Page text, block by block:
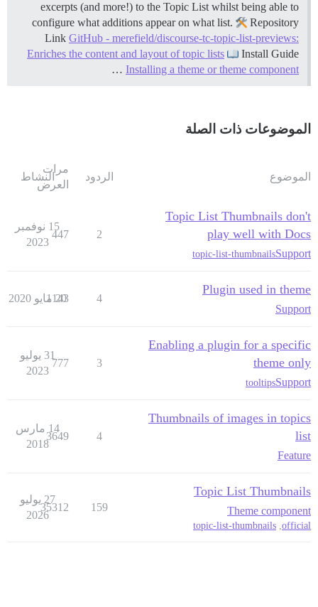
excerpts (and more!) to the Topic List whilst being able to
configure what additions appear on what list.
Repository
Link GitHub - merefield/discourse-tc-topic-list-previews:
Enriches the content and layout of topic lists
Install Guide
Installing a theme or theme component
…
الموضوعات ذات الصلة
الموضوع الردود
مرات
العرض
النشاط
Topic List Thumbnails don't
play well with Docs
Support
topic-list-thumbnails
2
447
15 نوفمبر
2023
Plugin used in theme
Support
4
1143
20 مايو 2020
Enabling a plugin for a specific
theme only
Support
tooltips
3
777
31 يوليو
2023
Thumbnails of images in topics
list
Feature
4
3649
14 مارس
2018
Topic List Thumbnails
Theme component
official
,
topic-list-thumbnails
159
35312
27 يوليو
2026